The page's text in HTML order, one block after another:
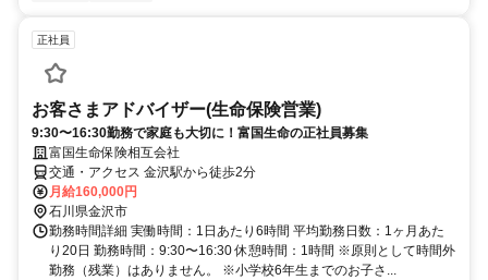
正社員
お客さまアドバイザー(生命保険営業)
9:30〜16:30勤務で家庭も大切に！富国生命の正社員募集
富国生命保険相互会社
交通・アクセス 金沢駅から徒歩2分
月給160,000円
石川県金沢市
勤務時間詳細 実働時間：1日あたり6時間 平均勤務日数：1ヶ月あた
り20日 勤務時間：9:30〜16:30 休憩時間：1時間 ※原則として時間外
勤務（残業）はありません。 ※小学校6年生までのお子さ...